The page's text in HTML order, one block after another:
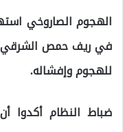
الهجوم الصاروخي
في ريف حمص الشرقي,
للهجوم وإفشاله.
ضباط النظام أكدوا